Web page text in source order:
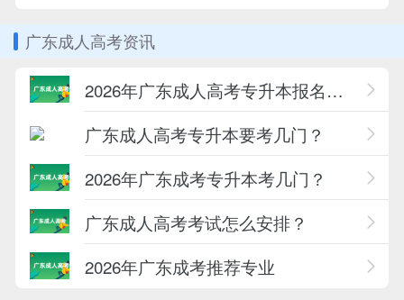
广东成人高考资讯
2026年广东成人高考专升本报名条件一览
广东成人高考专升本要考几门？
2026年广东成考专升本考几门？
广东成人高考考试怎么安排？
2026年广东成考推荐专业